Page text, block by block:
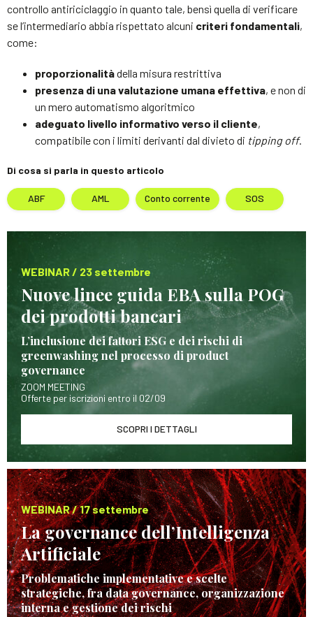
controllo antiriciclaggio in quanto tale, bensì quella di verificare
se l’intermediario abbia rispettato alcuni criteri fondamentali,
come:
proporzionalitàdella misura restrittiva
presenza di una valutazione umana effettiva, e non di
un mero automatismo algoritmico
adeguato livello informativo verso il cliente,
compatibile con i limiti derivanti dal divieto di tipping off.
Di cosa si parla in questo articolo
ABF AML Conto corrente SOS
WEBINAR / 23 settembre
Nuove linee guida EBA sulla POG
dei prodotti bancari
L’inclusione dei fattori ESG e dei rischi di
greenwashing nel processo di product
governance
ZOOM MEETING
Offerte per iscrizioni entro il 02/09
SCOPRI I DETTAGLI
WEBINAR / 17 settembre
La governance dell’Intelligenza
Artificiale
Problematiche implementative e scelte
strategiche, fra data governance, organizzazione
interna e gestione dei rischi